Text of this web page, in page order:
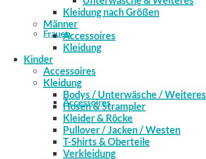
Frauen
Accessoires
Kleidung nach Größen
Männer
Accessoires
Kleidung
Kinder
Accessoires
Kleidung
Bodys / Unterwäsche / Weiteres
Hosen & Strampler
Kleider & Röcke
Pullover / Jacken / Westen
T-Shirts & Oberteile
Verkleidung